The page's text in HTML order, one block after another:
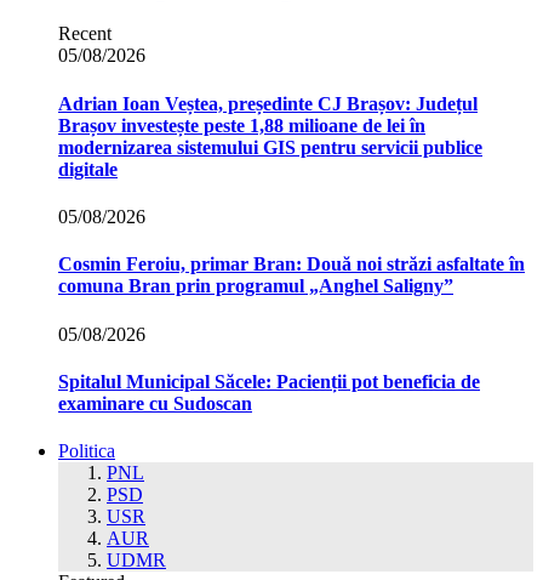
Recent
05/08/2026
Adrian Ioan Veștea, președinte CJ Brașov: Județul
Brașov investește peste 1,88 milioane de lei în
modernizarea sistemului GIS pentru servicii publice
digitale
05/08/2026
Cosmin Feroiu, primar Bran: Două noi străzi asfaltate în
comuna Bran prin programul „Anghel Saligny”
05/08/2026
Spitalul Municipal Săcele: Pacienții pot beneficia de
examinare cu Sudoscan
Politica
PNL
PSD
USR
AUR
UDMR